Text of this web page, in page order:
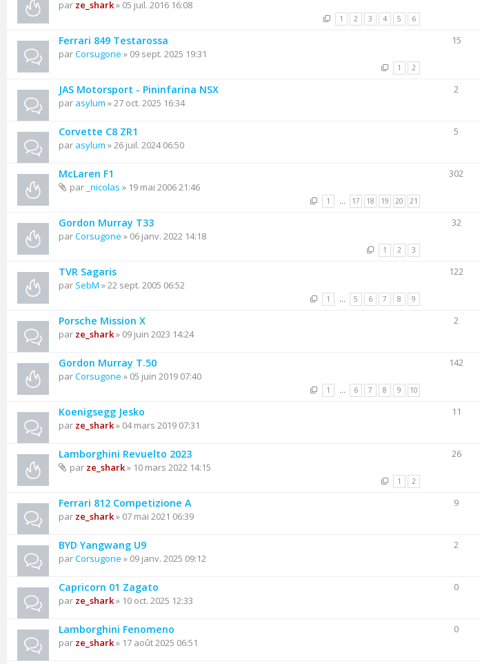
par ze_shark» 05 juil. 2016 16:08
1 2 3 4 5 6
Ferrari 849 Testarossa
parCorsugone » 09 sept. 2025 19:31
1 2
15
JAS Motorsport - Pininfarina NSX
par asylum » 27 oct. 2025 16:34
2
Corvette C8 ZR1
par asylum » 26 juil. 2024 06:50
5
McLaren F1
par _nicolas » 19 mai 2006 21:46
1 … 17 18 19 20 21
302
Gordon Murray T33
parCorsugone » 06 janv. 2022 14:18
1 2 3
32
TVR Sagaris
par SebM » 22 sept. 2005 06:52
1 … 5 6 7 8 9
122
Porsche Mission X
par ze_shark» 09 juin 2023 14:24
2
Gordon Murray T.50
parCorsugone » 05 juin 2019 07:40
1 … 6 7 8 9 10
142
Koenigsegg Jesko
par ze_shark» 04 mars 2019 07:31
11
Lamborghini Revuelto 2023
par ze_shark» 10 mars 2022 14:15
1 2
26
Ferrari 812 Competizione A
par ze_shark» 07 mai 2021 06:39
9
BYD Yangwang U9
parCorsugone » 09 janv. 2025 09:12
2
Capricorn 01 Zagato
par ze_shark» 10 oct. 2025 12:33
0
Lamborghini Fenomeno
par ze_shark» 17 août 2025 06:51
0